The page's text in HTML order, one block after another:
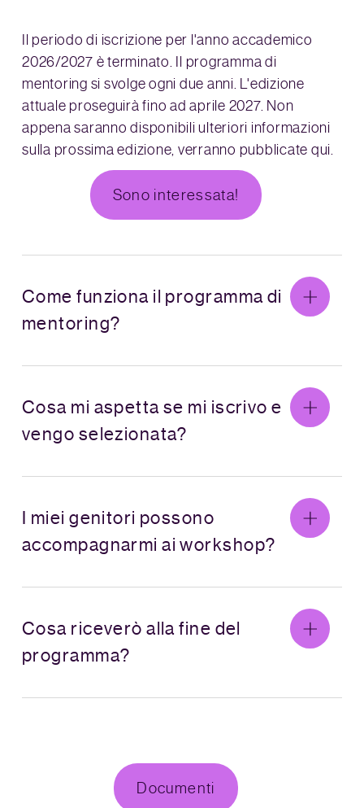
Il periodo di iscrizione per l'anno accademico
2026/2027 è terminato. Il programma di
mentoring si svolge ogni due anni. L'edizione
attuale proseguirà fino ad aprile 2027. Non
appena saranno disponibili ulteriori informazioni
sulla prossima edizione, verranno pubblicate qui.
Sono interessata!
Come funziona il programma di
mentoring?
Cosa mi aspetta se mi iscrivo e
vengo selezionata?
I miei genitori possono
accompagnarmi ai workshop?
Cosa riceverò alla fine del
programma?
Documenti